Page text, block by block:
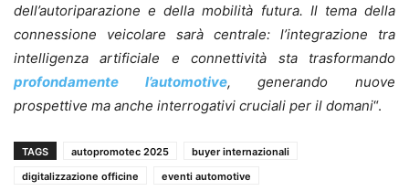
dell’autoriparazione e della mobilità futura. Il tema della
connessione veicolare sarà centrale: l’integrazione tra
intelligenza artificiale e connettività sta trasformando
profondamente l’automotive, generando nuove
prospettive ma anche interrogativi cruciali per il domani“.
TAGS autopromotec 2025
buyer internazionali
digitalizzazione officine
eventi automotive